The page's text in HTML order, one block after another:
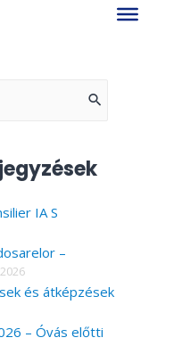
IA S
–
és átképzések
– Óvás előtti